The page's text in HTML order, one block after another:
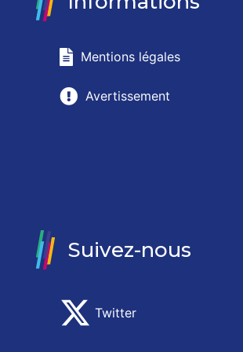
Mentions légales
Avertissement
Suivez-nous
Twitter